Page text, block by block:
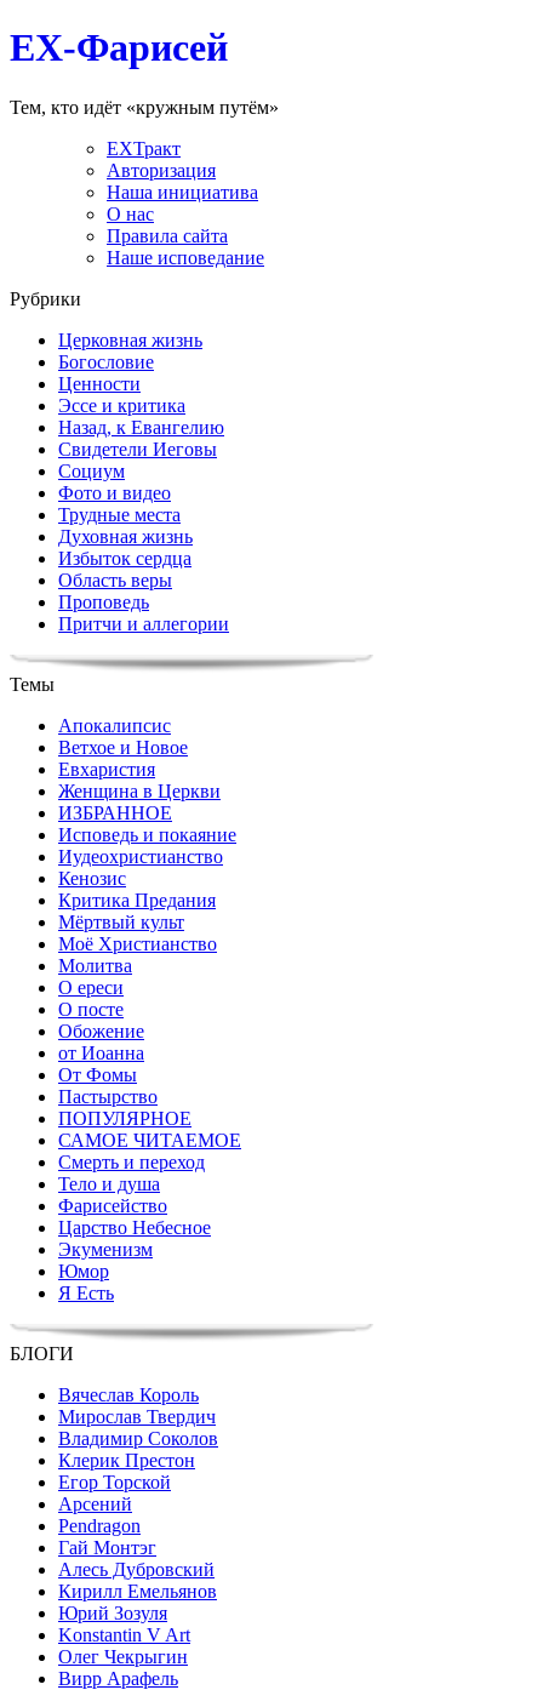
EX-Фарисей
Тем, кто идёт «кружным путём»
EXТракт
Авторизация
Наша инициатива
О нас
Правила сайта
Наше исповедание
Рубрики
Церковная жизнь
Богословие
Ценности
Эссе и критика
Назад, к Евангелию
Свидетели Иеговы
Социум
Фото и видео
Трудные места
Духовная жизнь
Избыток сердца
Область веры
Проповедь
Притчи и аллегории
Темы
Апокалипсис
Ветхое и Новое
Евхаристия
Женщина в Церкви
ИЗБРАННОЕ
Исповедь и покаяние
Иудеохристианство
Кенозис
Критика Предания
Мёртвый культ
Моё Христианство
Молитва
О ереси
О посте
Обожение
от Иоанна
От Фомы
Пастырство
ПОПУЛЯРНОЕ
САМОЕ ЧИТАЕМОЕ
Смерть и переход
Тело и душа
Фарисейство
Царство Небесное
Экуменизм
Юмор
Я Есть
БЛОГИ
Вячеслав Король
Мирослав Твердич
Владимир Соколов
Клерик Престон
Егор Topской
Арсений
Pendragon
Гай Монтэг
Алесь Дубровский
Кирилл Емельянов
Юрий Зозуля
Konstantin V Art
Олег Чекрыгин
Вирр Арафель